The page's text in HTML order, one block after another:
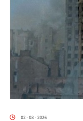
02 - 08 - 2026